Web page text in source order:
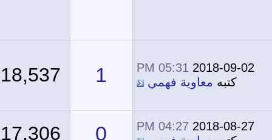
2018-09-02
05:31 PM
كتبهمعاوية فهمي 1
18,537
2018-08-27
04:27 PM
0
17,306